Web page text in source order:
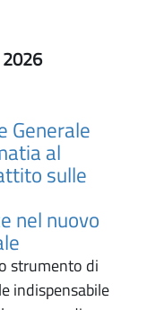
2026
Generale
al
sulle
nel nuovo
strumento di
indispensabile